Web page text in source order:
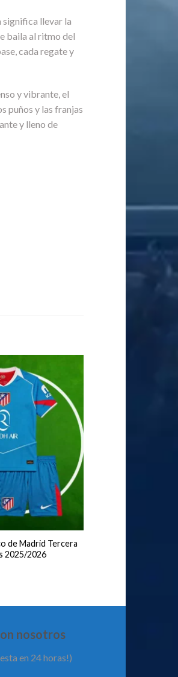
significa llevar la
baila al ritmo del
cada regate y
y vibrante, el
puños y las franjas
y lleno de
de Madrid Tercera
2025/2026
nosotros
en 24 horas!)